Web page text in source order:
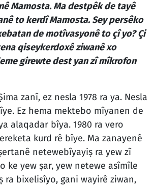
Mamosta. Ma destpêk de tayê
to kerdî Mamosta. Sey persêko
de motîvasyonê to çî yo? Çi
qiseykerdoxê ziwanê xo
girewte dest yan zî mîkrofon
zanî, ez nesla 1978 ra ya. Nesla
Ez hema mektebo mîyanen de
alaqadar bîya. 1980 ra vero
kurd rê bîye. Ma zanayenê
netewebîyayiṣ ra yew zî
ke yew ṣar, yew netewe asîmîle
ra bixelisîyo, gani wayirê ziwan,